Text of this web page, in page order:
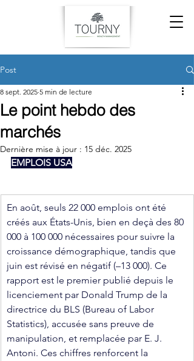
Post
Le point hebdo des
marchés
8 sept. 2025 5 min de lecture
Dernière mise à jour : 15 déc. 2025
EMPLOIS USA
En août, seuls 22 000 emplois ont été
créés aux États-Unis, bien en deçà des 80
000 à 100 000 nécessaires pour suivre la
croissance démographique, tandis que
juin est révisé en négatif (–13 000). Ce
rapport est le premier publié depuis le
licenciement par Donald Trump de la
directrice du BLS (Bureau of Labor
Statistics), accusée sans preuve de
manipulation, et remplacée par E. J.
Antoni. Ces chiffres renforcent la